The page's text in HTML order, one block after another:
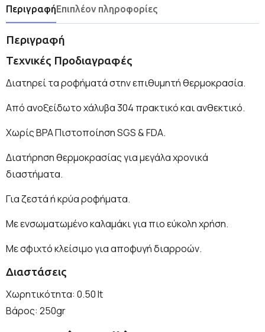
ΠεριγραφήΕπιπλέον πληροφορίες
Περιγραφή
Τεχνικές Προδιαγραφές
Διατηρεί τα ροφήματά στην επιθυμητή θερμοκρασία.
Από ανοξείδωτο χάλυβα 304 πρακτικό και ανθεκτικό.
Χωρίς BPA Πιστοποίηση SGS & FDA.
Διατήρηση θερμοκρασίας για μεγάλα χρονικά
διαστήματα.
Για ζεστά ή κρύα ροφήματα.
Με ενσωματωμένο καλαμάκι για πιο εύκολη χρήση.
Με σφιχτό κλείσιμο για αποφυγή διαρροών.
Διαστάσεις
Χωρητικότητα: 0.50 lt
Βάρος: 250gr